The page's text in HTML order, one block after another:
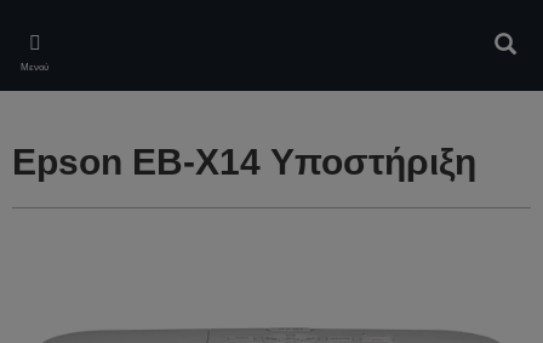
main
content
Μενού
Epson EB-X14 Υποστήριξη